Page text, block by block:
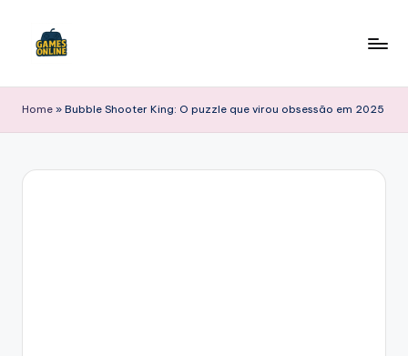
B
Home » Bubble Shooter King: O puzzle que virou obsessão em 2025